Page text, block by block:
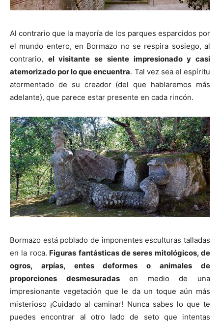
Al contrario que la mayoría de los parques esparcidos por
el mundo entero, en Bormazo no se respira sosiego, al
contrario, el visitante se siente impresionado y casi
atemorizado por lo que encuentra. Tal vez sea el espíritu
atormentado de su creador (del que hablaremos más
adelante), que parece estar presente en cada rincón.
Bormazo está poblado de imponentes esculturas talladas
en la roca. Figuras fantásticas de seres mitológicos, de
ogros, arpías, entes deformes o animales de
proporciones desmesuradasen medio de una
impresionante vegetación que le da un toque aún más
misterioso ¡Cuidado al caminar! Nunca sabes lo que te
puedes encontrar al otro lado de seto que intentas